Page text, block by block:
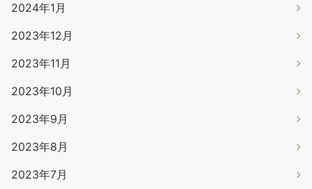
2024年1月
2023年12月
2023年11月
2023年10月
2023年9月
2023年8月
2023年7月